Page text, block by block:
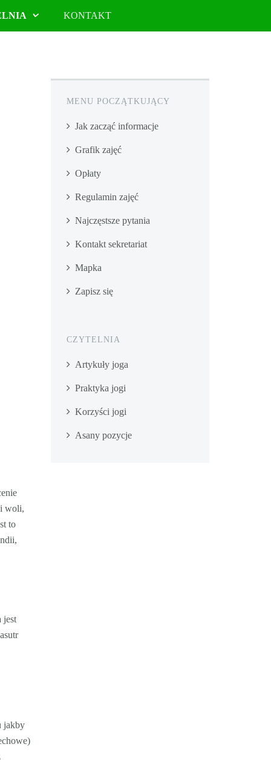
KONTAKT
woli,
to
jest
jakby
MENU POCZĄTKUJĄCY
Jak zacząć informacje
Grafik zajęć
Opłaty
Regulamin zajęć
Najczęstsze pytania
Kontakt sekretariat
Mapka
Zapisz się
CZYTELNIA
Artykuły joga
Praktyka jogi
Korzyści jogi
Asany pozycje